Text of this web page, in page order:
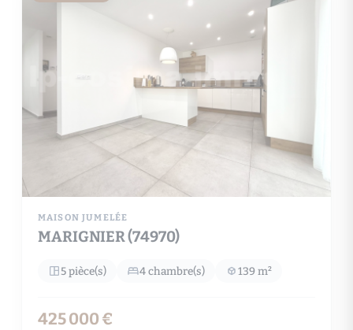
MAISON JUMELÉE
MARIGNIER (74970)
5 pièce(s) 4 chambre(s) 139 m²
425 000 €